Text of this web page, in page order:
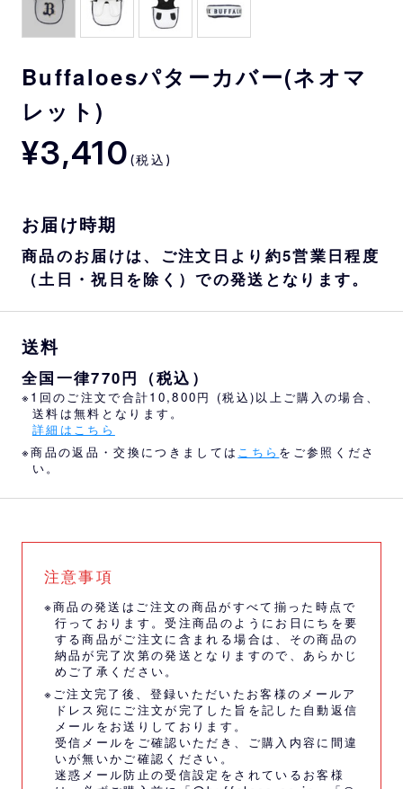
Buffaloesパターカバー(ネオマ
レット)
¥3,410 (税込)
お届け時期
商品のお届けは、ご注文日より約5営業日程度
（土日・祝日を除く）での発送となります。
送料
全国一律770円（税込）
※1回のご注文で合計10,800円 (税込)以上ご購入の場合、
送料は無料となります。
詳細はこちら
※商品の返品・交換につきましては こちら をご参照くださ
い。
注意事項
※商品の発送はご注文の商品がすべて揃った時点で
行っております。受注商品のようにお日にちを要
する商品がご注文に含まれる場合は、その商品の
納品が完了次第の発送となりますので、あらかじ
めご了承ください。
※ご注文完了後、登録いただいたお客様のメールア
ドレス宛にご注文が完了した旨を記した自動返信
メールをお送りしております。
受信メールをご確認いただき、ご購入内容に間違
いが無いかご確認ください。
迷惑メール防止の受信設定をされているお客様